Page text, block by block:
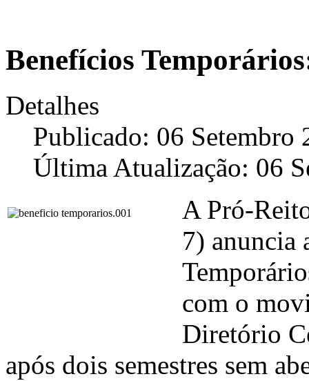
Benefícios
Detalhes
Publicado: 06 Setembro
Última Atualização: 06
A Pró-
7) anuncia
com o
Diretório
após dois semestres sem